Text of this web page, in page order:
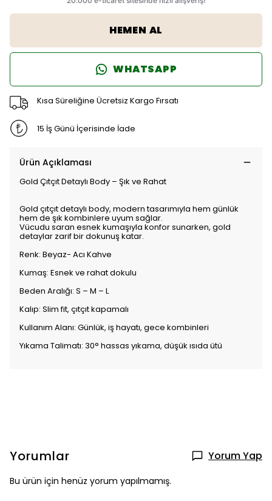
HEMEN AL
WHATSAPP
Kısa Süreliğine Ücretsiz Kargo Fırsatı
15 İş Günü İçerisinde İade
Ürün Açıklaması
Gold Çıtçıt Detaylı Body – Şık ve Rahat
Gold çıtçıt detaylı body, modern tasarımıyla hem günlük
hem de şık kombinlere uyum sağlar.
Vücudu saran esnek kumaşıyla konfor sunarken, gold
detaylar zarif bir dokunuş katar.
Renk: Beyaz- Acı Kahve
Kumaş: Esnek ve rahat dokulu
Beden Aralığı: S – M – L
Kalıp: Slim fit, çıtçıt kapamalı
Kullanım Alanı: Günlük, iş hayatı, gece kombinleri
Yıkama Talimatı: 30° hassas yıkama, düşük ısıda ütü
Yorumlar Yorum Yap
Bu ürün için henüz yorum yapılmamış.